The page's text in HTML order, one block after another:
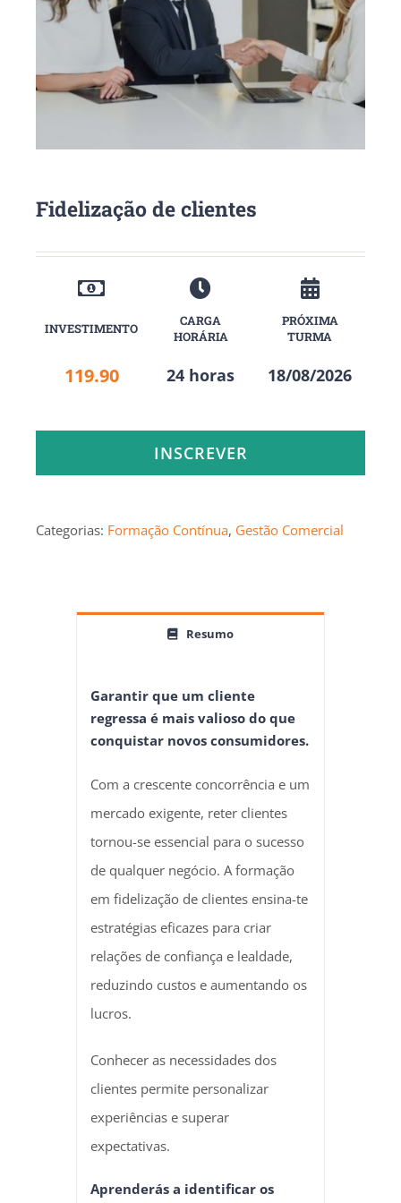
Fidelização de clientes
INVESTIMENTO
CARGA
HORÁRIA
PRÓXIMA
TURMA
119.90 24 horas 18/08/2026
INSCREVER
Categorias: Formação Contínua, Gestão Comercial
Resumo
Garantir que um cliente
regressa é mais valioso do que
conquistar novos consumidores.
Com a crescente concorrência e um
mercado exigente, reter clientes
tornou-se essencial para o sucesso
de qualquer negócio. A formação
em fidelização de clientes ensina-te
estratégias eficazes para criar
relações de confiança e lealdade,
reduzindo custos e aumentando os
lucros.
Conhecer as necessidades dos
clientes permite personalizar
experiências e superar
expectativas.
Aprenderás a identificar os